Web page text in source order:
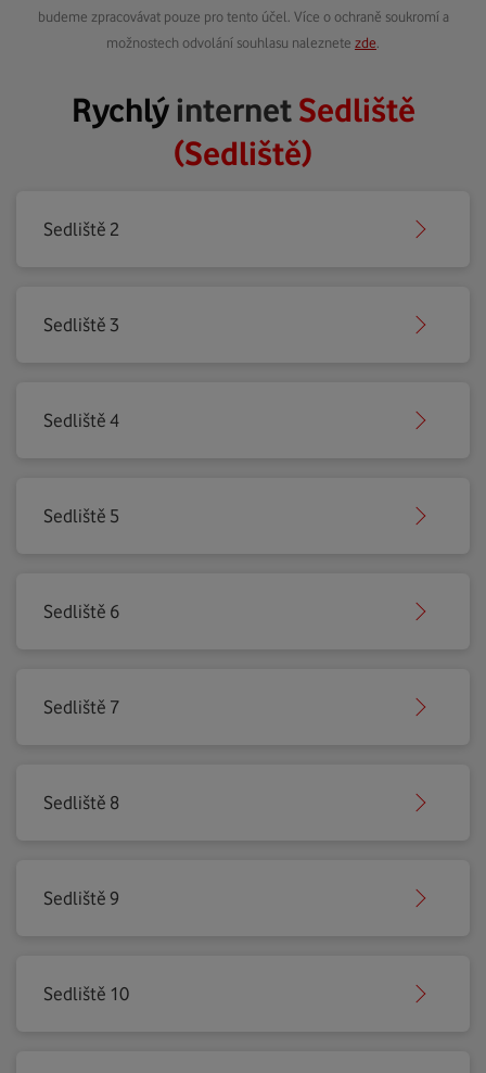
budeme zpracovávat pouze pro tento účel. Více o ochraně soukromí a
možnostech odvolání souhlasu naleznete zde
RychlýinternetSedliště
(Sedliště)
Sedliště 2
Sedliště 3
Sedliště 4
Sedliště 5
Sedliště 6
Sedliště 7
Sedliště 8
Sedliště 9
Sedliště 10